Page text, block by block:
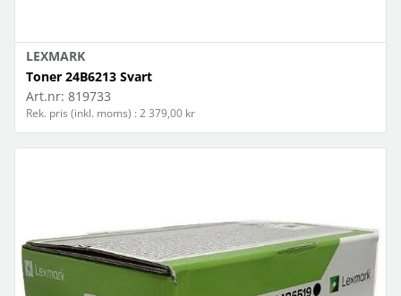
LEXMARK
Toner 24B6213 Svart
Art.nr: 819733
Rek. pris (inkl. moms) : 2 379,00 kr